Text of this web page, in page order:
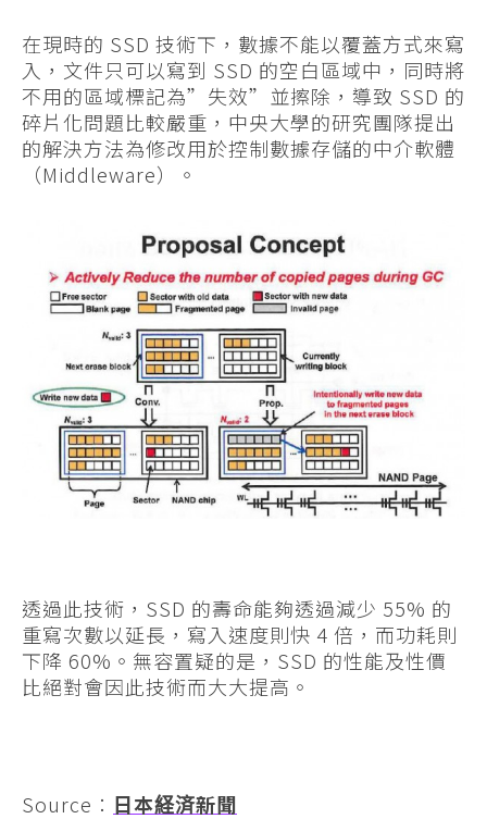
在現時的 SSD 技術下，數據不能以覆蓋方式來寫
入，文件只可以寫到 SSD 的空白區域中，同時將
不用的區域標記為”失效”並擦除，導致 SSD 的
碎片化問題比較嚴重，中央大學的研究團隊提出
的解決方法為修改用於控制數據存儲的中介軟體
（Middleware）。
透過此技術，SSD 的壽命能夠透過減少 55% 的
重寫次數以延長，寫入速度則快 4 倍，而功耗則
下降 60%。無容置疑的是，SSD 的性能及性價
比絕對會因此技術而大大提高。
Source： 日本経済新聞